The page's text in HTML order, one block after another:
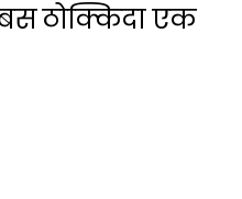
बस ठोक्किदा एक